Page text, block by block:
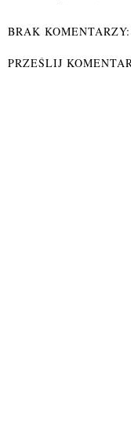
BRAK KOMENTARZY:
PRZEŚLIJ